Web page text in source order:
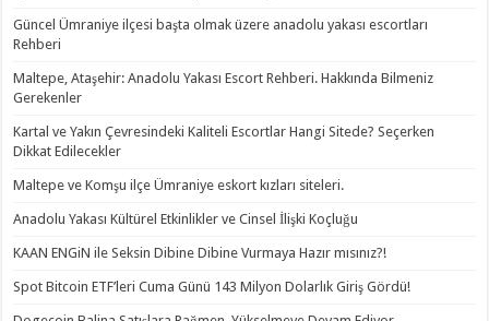
Güncel Ümraniye ilçesi başta olmak üzere anadolu yakası escortları
Rehberi
Maltepe, Ataşehir: Anadolu Yakası Escort Rehberi. Hakkında Bilmeniz
Gerekenler
Kartal ve Yakın Çevresindeki Kaliteli Escortlar Hangi Sitede? Seçerken
Dikkat Edilecekler
Maltepe ve Komşu ilçe Ümraniye eskort kızları siteleri.
Anadolu Yakası Kültürel Etkinlikler ve Cinsel İlişki Koçluğu
KAAN ENGiN ile Seksin Dibine Dibine Vurmaya Hazır mısınız?!
Spot Bitcoin ETF’leri Cuma Günü 143 Milyon Dolarlık Giriş Gördü!